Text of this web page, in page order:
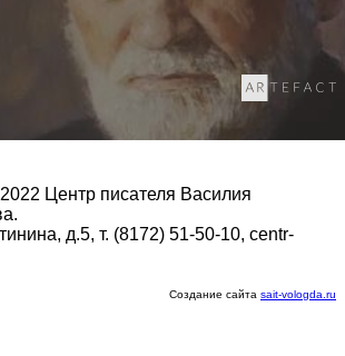
Центр писателя Василия
д.5, т. (8172) 51-50-10, centr-
Создание сайта sait-vologda.ru